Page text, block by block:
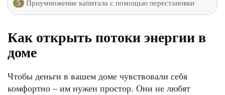
5
Приумножение капитала с помощью перестановки
Как открыть потоки энергии в
доме
Чтобы деньги в вашем доме чувствовали себя
комфортно – им нужен простор. Они не любят